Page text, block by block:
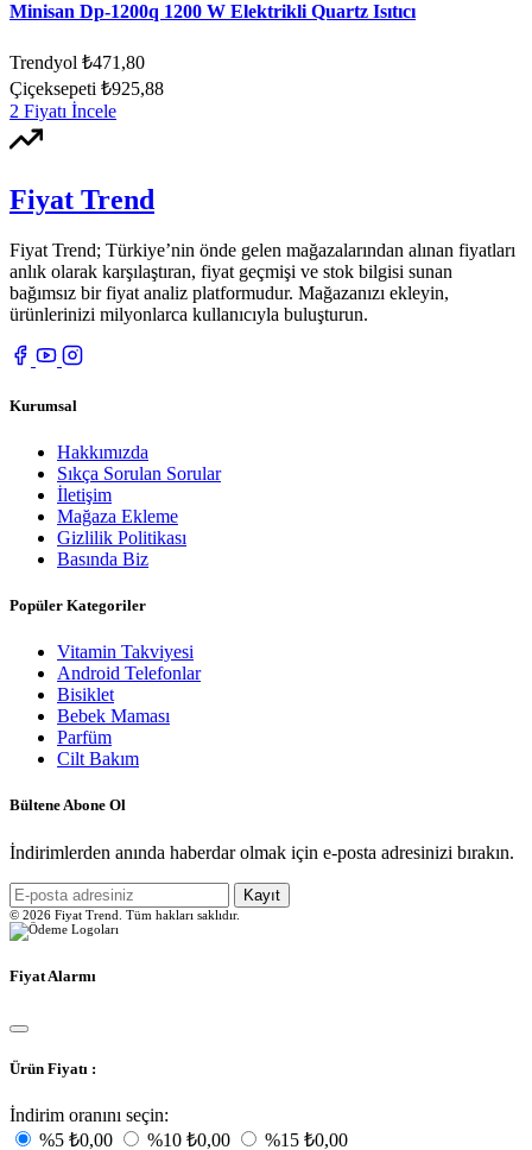
Minisan Dp-1200q 1200 W Elektrikli Quartz Isıtıcı
Trendyol ₺471,80
Çiçeksepeti ₺925,88
2 Fiyatı İncele
Fiyat Trend
Fiyat Trend; Türkiye’nin önde gelen mağazalarından alınan fiyatları
anlık olarak karşılaştıran, fiyat geçmişi ve stok bilgisi sunan
bağımsız bir fiyat analiz platformudur. Mağazanızı ekleyin,
ürünlerinizi milyonlarca kullanıcıyla buluşturun.
Kurumsal
Hakkımızda
Sıkça Sorulan Sorular
İletişim
Mağaza Ekleme
Gizlilik Politikası
Basında Biz
Popüler Kategoriler
Vitamin Takviyesi
Android Telefonlar
Bisiklet
Bebek Maması
Parfüm
Cilt Bakım
Bültene Abone Ol
İndirimlerden anında haberdar olmak için e-posta adresinizi bırakın.
Kayıt
© 2026 Fiyat Trend. Tüm hakları saklıdır.
Fiyat Alarmı
Ürün Fiyatı :
İndirim oranını seçin:
%5 ₺0,00 %10 ₺0,00 %15 ₺0,00